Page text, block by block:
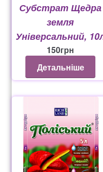
Субстрат Щедра
земля
Універсальний,
150грн
Детальніше